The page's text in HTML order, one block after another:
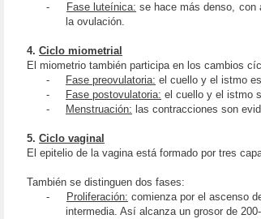
-
Fase luteínica: se hace más denso, con
la ovulación.
4. Ciclo miometrial
El miometrio también participa en los cambios
-
Fase preovulatoria: el cuello y el istmo
-
Fase postovulatoria: el cuello y el istmo
-
Menstruación: las contracciones son
5. Ciclo vaginal
El epitelio de la vagina está formado por tres
También se distinguen dos fases:
-
Proliferación: comienza por el ascenso
intermedia. Así alcanza un grosor de